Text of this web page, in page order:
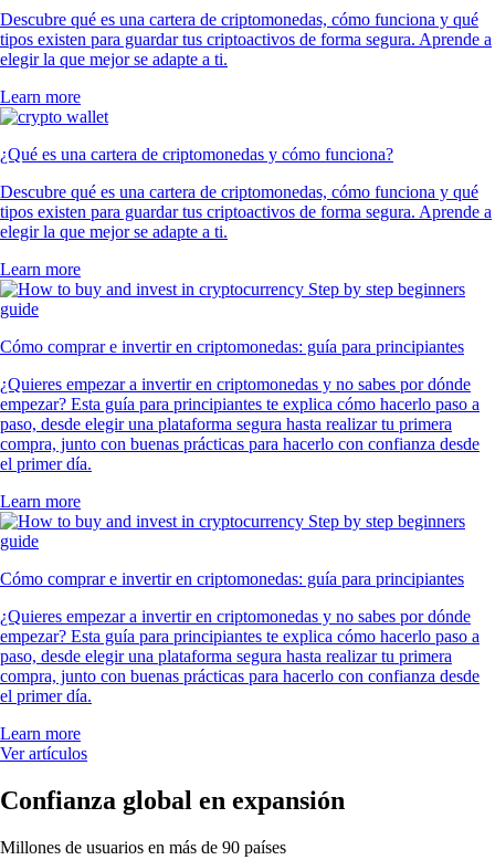
Descubre qué es una cartera de criptomonedas, cómo funciona y qué
tipos existen para guardar tus criptoactivos de forma segura. Aprende a
elegir la que mejor se adapte a ti.
Learn more
¿Qué es una cartera de criptomonedas y cómo funciona?
Descubre qué es una cartera de criptomonedas, cómo funciona y qué
tipos existen para guardar tus criptoactivos de forma segura. Aprende a
elegir la que mejor se adapte a ti.
Learn more
Cómo comprar e invertir en criptomonedas: guía para principiantes
¿Quieres empezar a invertir en criptomonedas y no sabes por dónde
empezar? Esta guía para principiantes te explica cómo hacerlo paso a
paso, desde elegir una plataforma segura hasta realizar tu primera
compra, junto con buenas prácticas para hacerlo con confianza desde
el primer día.
Learn more
Cómo comprar e invertir en criptomonedas: guía para principiantes
¿Quieres empezar a invertir en criptomonedas y no sabes por dónde
empezar? Esta guía para principiantes te explica cómo hacerlo paso a
paso, desde elegir una plataforma segura hasta realizar tu primera
compra, junto con buenas prácticas para hacerlo con confianza desde
el primer día.
Learn more
Ver artículos
Confianza global en expansión
Millones de usuarios en más de 90 países